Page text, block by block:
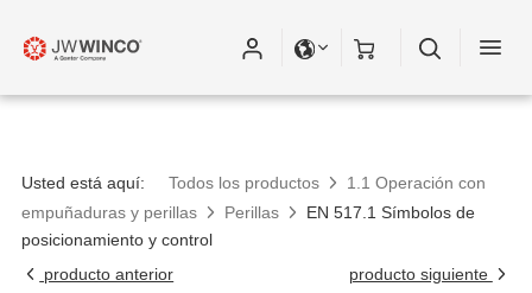
Usted está aquí: Todos los productos
1.1 Operación con
empuñaduras y perillas
Perillas
EN 517.1 Símbolos de
posicionamiento y control
producto anterior
producto siguiente